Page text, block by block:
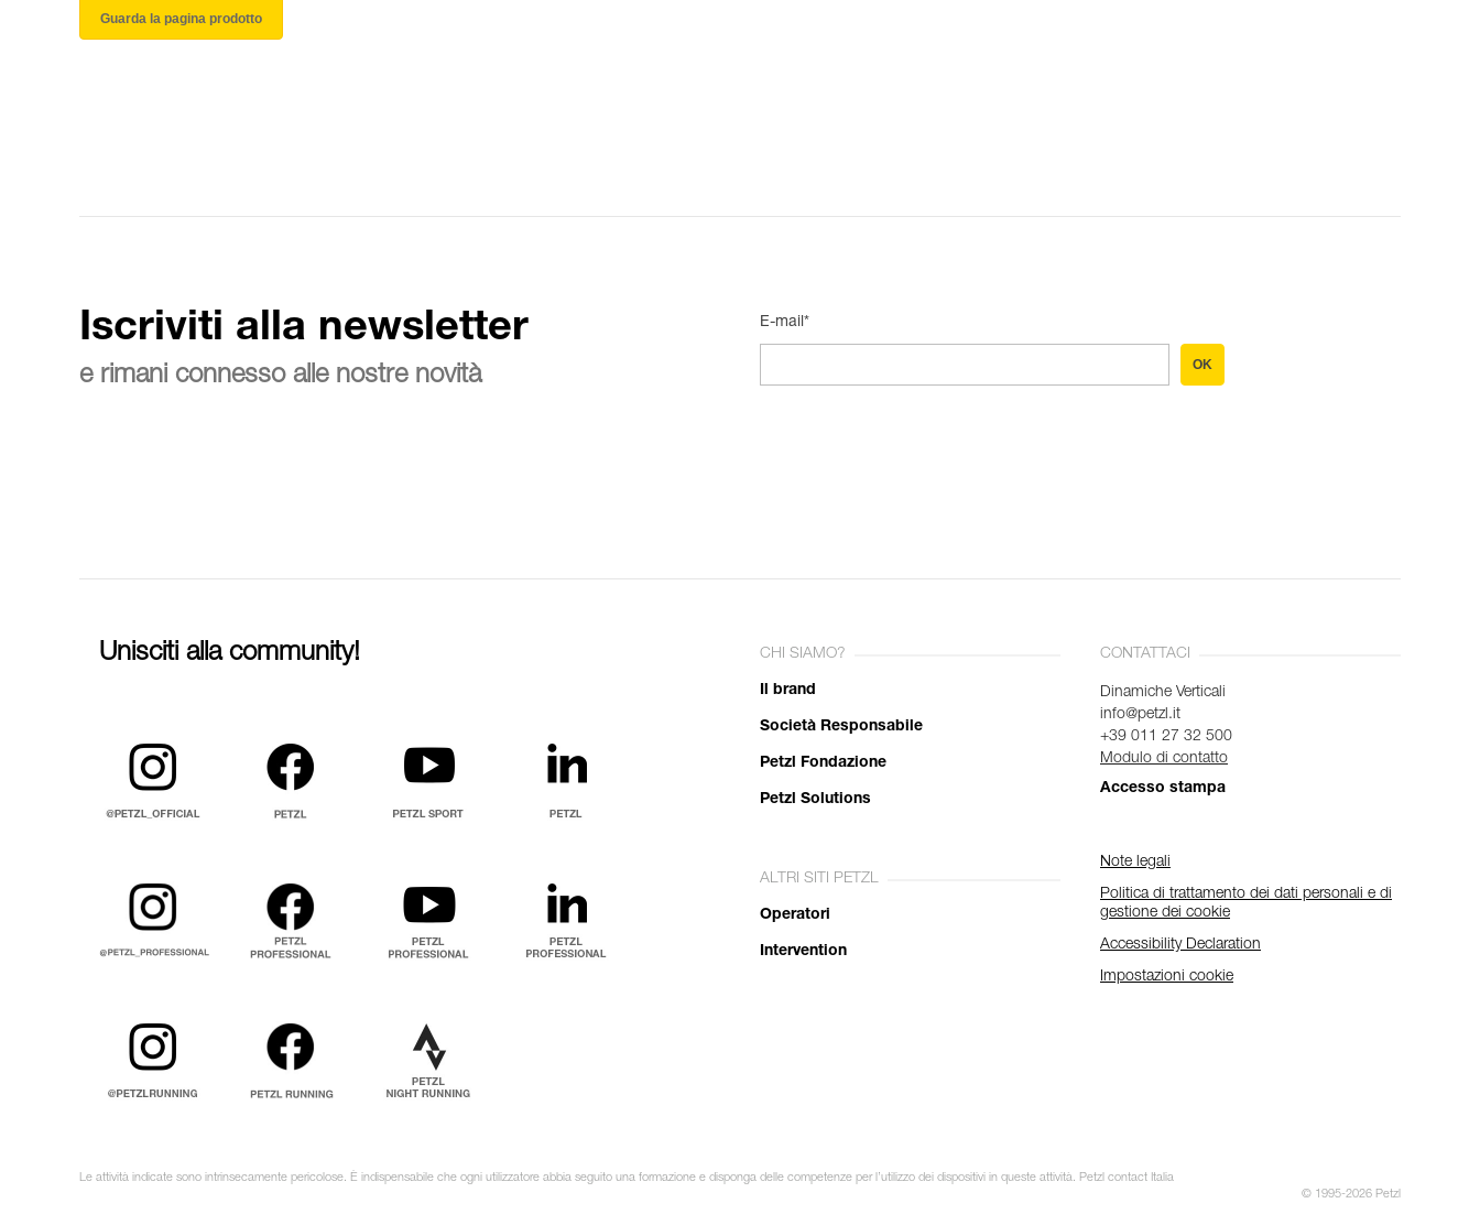
Guarda la pagina prodotto
Iscriviti alla newsletter
e rimani connesso alle nostre novità
E-mail*
OK
Unisciti alla community! CHI SIAMO?
Il brand
Società Responsabile
Petzl Fondazione
Petzl Solutions
ALTRI SITI PETZL
Operatori
Intervention
CONTATTACI
Dinamiche Verticali
info@petzl.it
+39 011 27 32 500
Modulo di contatto
Accesso stampa
Note legali
Politica di trattamento dei dati personali e di
gestione dei cookie
Accessibility Declaration
Impostazioni cookie
Le attività indicate sono intrinsecamente pericolose. È indispensabile che ogni utilizzatore abbia seguito una formazione e disponga delle competenze per l’utilizzo dei dispositivi in queste attività. Petzl contact Italia
© 1995-2026 Petzl